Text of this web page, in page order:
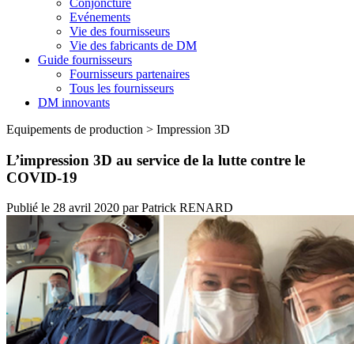
Evénements
Vie des fournisseurs
Vie des fabricants de DM
Guide fournisseurs
Fournisseurs partenaires
Tous les fournisseurs
DM innovants
Equipements de production > Impression 3D
L’impression 3D au service de la lutte contre le
COVID-19
Publié le 28 avril 2020 parPatrick RENARD